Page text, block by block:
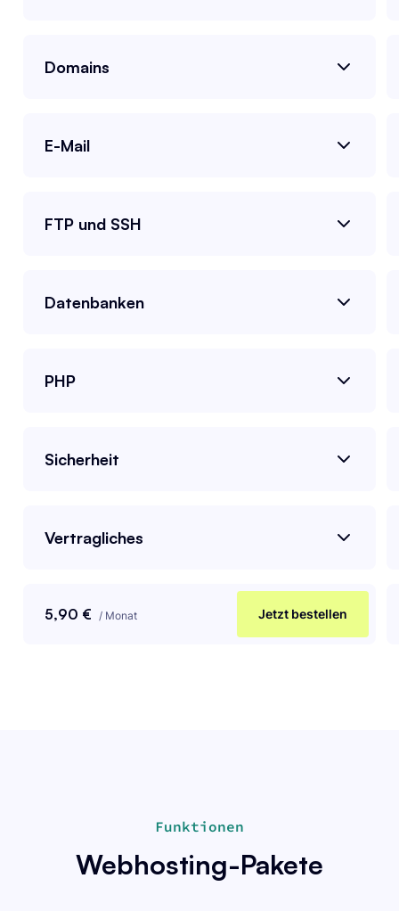
Domains
E-Mail
FTP und SSH
Datenbanken
PHP
Sicherheit
Vertragliches
5,90 € / Monat Jetzt bestellen
Funktionen
Webhosting-Pakete